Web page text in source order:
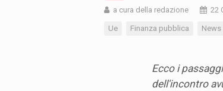
a cura della redazione 22
Ue Finanza pubblica News
Ecco i
dell'incontro